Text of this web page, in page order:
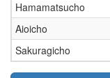
Hamamatsucho
Aioicho
Sakuragicho